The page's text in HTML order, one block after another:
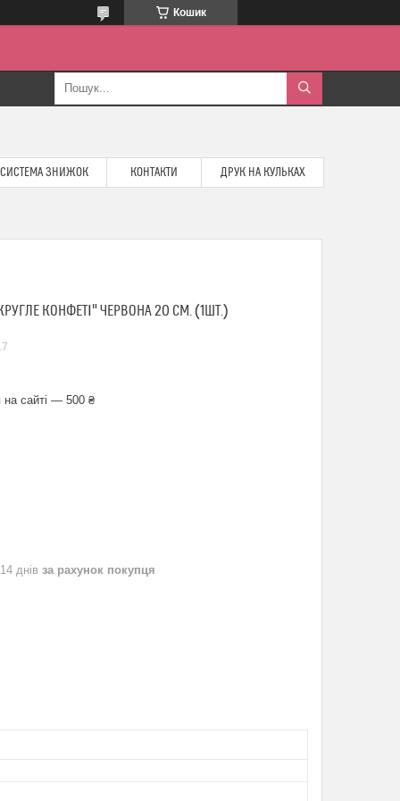
Кошик
СИСТЕМА ЗНИЖОК КОНТАКТИ ДРУК НА КУЛЬКАХ
КОНФЕТІ" ЧЕРВОНА 20 СМ. (1ШТ.)
на сайті — 500 ₴
днів за рахунок покупця